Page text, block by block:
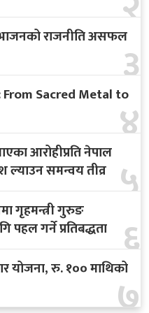
उत्पादन, उद्योग र लगानीमा प्रदेश
ट्राफिक कारबाहीमा, तीव्रगतिमा
विश्वकपको तेस्रो स्थानमा, साकाको
गर्न सरकार तयार,
औषधि स्वदेशमै उत्पादन गर्ने
भक्तजनको घुइँचो, बिहानैदेखि
सचिवालयको आग्रह, भदौ २९ भित्र
र शिव आराधनासहित देशभर पर्व
राजीनामा रोकियो
क्षमता विस्तार गर्ने सहमति, निर्यात
विधेयक प्रमाणीकरण
३
राजनीति असफल
४
Sacred Metal to
५
आरोहीप्रति नेपाल
ल्याउन समन्वय तीव्र
६
गृहमन्त्री गुरुङ
पहल गर्ने प्रतिबद्धता
७
योजना, रु. १०० माथिको